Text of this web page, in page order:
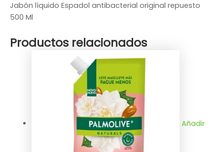
Jabón líquido Espadol antibacterial original repuesto
500 Ml
Productos relacionados
Añadir